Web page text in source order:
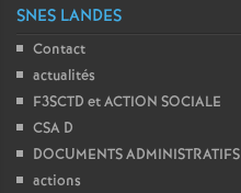
SNES LANDES
Contact
actualités
F3SCTD et ACTION SOCIALE
CSA D
DOCUMENTS ADMINISTRATIFS
actions